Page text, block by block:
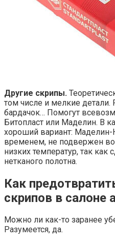
Другие скрипы.
том числе и мелкие детали.
бардачок… Помогут
Битопласт или Маделин. В
хороший вариант: Маделин-
временем, не подвержен
низких температур, так как
нетканого полотна.
Как
скрипов в салоне
Можно ли как-то заранее
Разумеется, да.